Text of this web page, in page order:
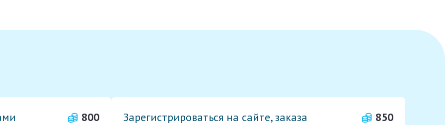
800 Зарегистрироваться на сайте, заказа 850